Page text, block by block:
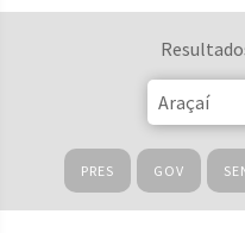
PRES GOV